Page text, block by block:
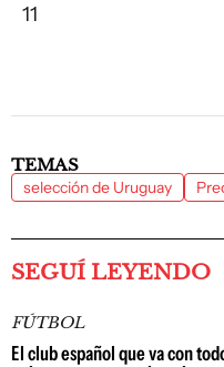
11
TEMAS
selección de Uruguay
SEGUÍ LEYENDO
FÚTBOL
El club español que va con